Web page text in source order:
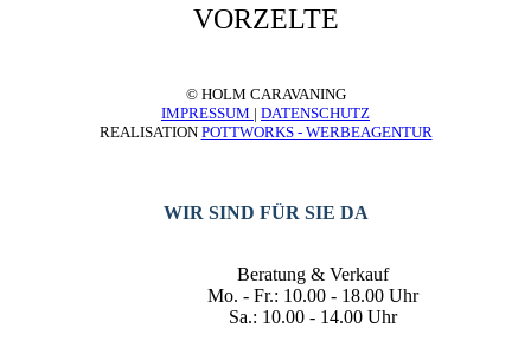
VORZELTE
© HOLM CARAVANING
IMPRESSUM | DATENSCHUTZ
REALISATION POTTWORKS - WERBEAGENTUR
WIR SIND FÜR SIE DA
Beratung & Verkauf
Mo. - Fr.: 10.00 - 18.00 Uhr
Sa.: 10.00 - 14.00 Uhr